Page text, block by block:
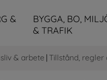
&
BYGGA, BO,
& TRAFIK
& arbete | Tillstånd, regler